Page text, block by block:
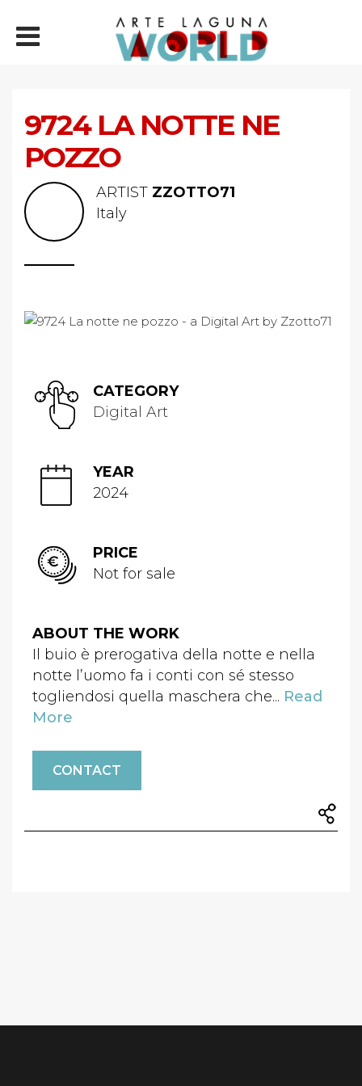
9724 LA NOTTE NE
POZZO
ARTIST ZZOTTO71
Italy
CATEGORY
Digital Art
YEAR
2024
PRICE
Not for sale
ABOUT THE WORK
Il buio è prerogativa della notte e nella
notte l’uomo fa i conti con sé stesso
togliendosi quella maschera che... Read
More
CONTACT